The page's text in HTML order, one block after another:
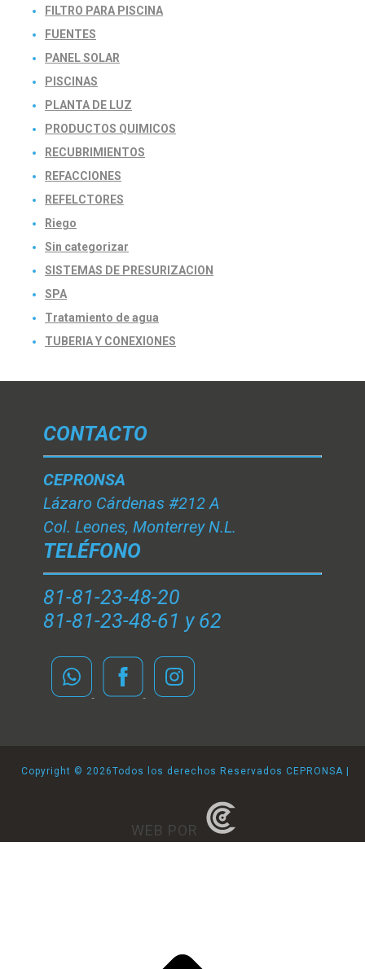
FILTRO PARA PISCINA
FUENTES
PANEL SOLAR
PISCINAS
PLANTA DE LUZ
PRODUCTOS QUIMICOS
RECUBRIMIENTOS
REFACCIONES
REFELCTORES
Riego
Sin categorizar
SISTEMAS DE PRESURIZACION
SPA
Tratamiento de agua
TUBERIA Y CONEXIONES
CONTACTO
CEPRONSA
Lázaro Cárdenas #212 A
Col. Leones, Monterrey N.L.
TELÉFONO
81-81-23-48-20
81-81-23-48-61 y 62
Copyright © 2026Todos los derechos Reservados CEPRONSA |
WEB POR